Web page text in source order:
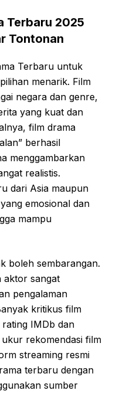
Terbaru 2025
Tontonan
Terbaru untuk
menarik. Film
negara dan genre,
yang kuat dan
film drama
berhasil
menggambarkan
realistis.
dari Asia maupun
emosional dan
mampu
boleh sembarangan.
aktor sangat
pengalaman
kritikus film
IMDb dan
rekomendasi film
streaming resmi
terbaru dengan
sumber